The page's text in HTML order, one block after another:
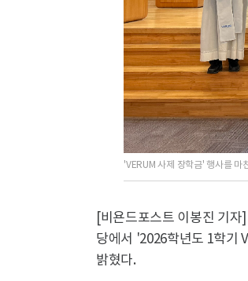
'VERUM 사제 장학금' 행사를 마
[비욘드포스트 이봉진 기
당에서 '2026학년도 1학기
밝혔다.